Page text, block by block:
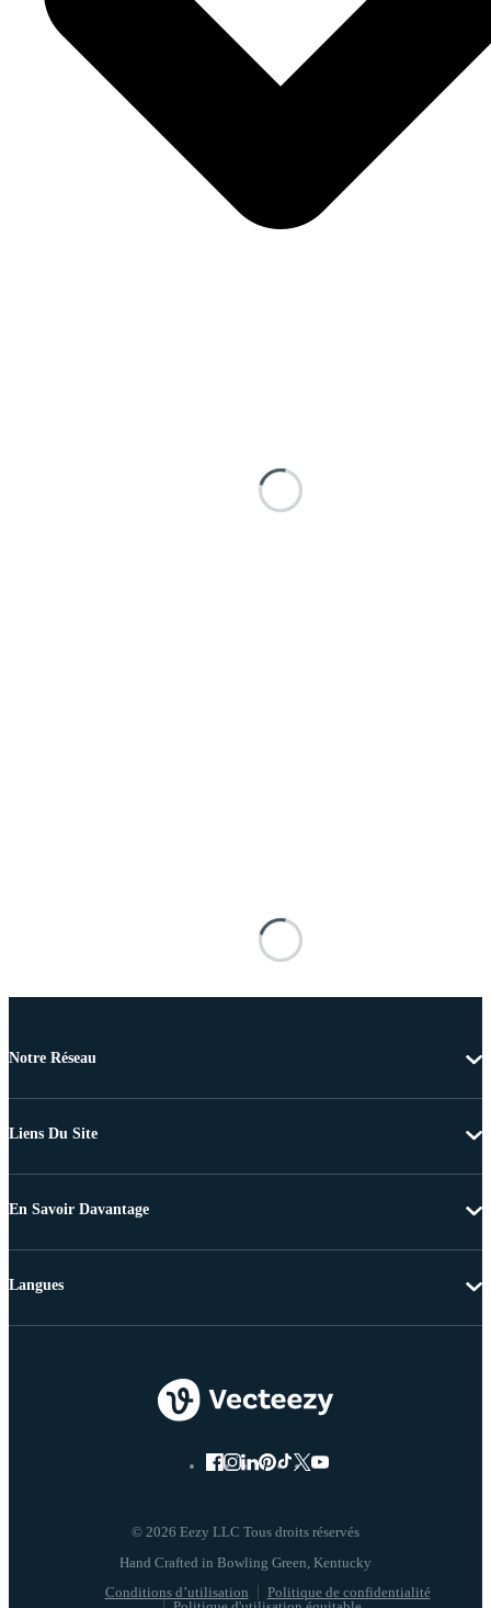
Notre Réseau
Liens Du Site
En Savoir Davantage
© 2026 Eezy LLC Tous droits réservés
Conditions d’utilisation
Politique de confidentialité
Langues